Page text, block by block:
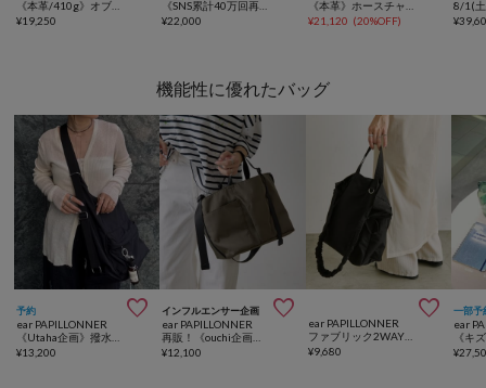
¥19,250
¥22,000
¥21,120 (20%OFF) ¥
機能性に優れたバッグ
予約 
ear PAPILLONNER
¥13,200
インフルエンサー企画 
ear PAPILLONNER
¥12,100

ear PAPILLONNER
ファブリック2WAYショルダーバッグS《A4サイズ対応/2way》
¥9,680
一部予
ear
¥